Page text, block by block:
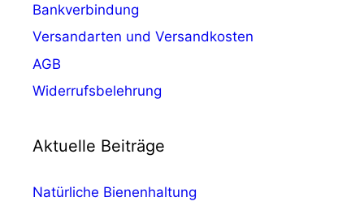
Bankverbindung
Versandarten und Versandkosten
AGB
Widerrufsbelehrung
Aktuelle Beiträge
Natürliche Bienenhaltung